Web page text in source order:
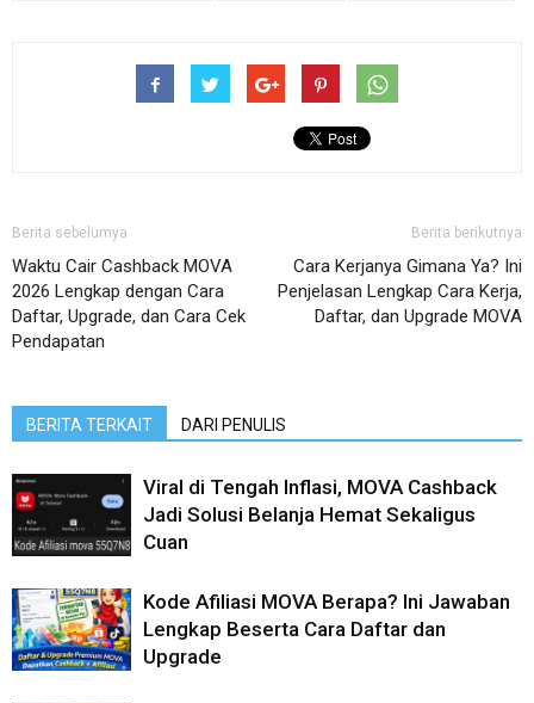
Berita sebelumya
Waktu Cair Cashback MOVA
2026 Lengkap dengan Cara
Daftar, Upgrade, dan Cara Cek
Pendapatan
Berita berikutnya
Cara Kerjanya Gimana Ya? Ini
Penjelasan Lengkap Cara Kerja,
Daftar, dan Upgrade MOVA
BERITA TERKAIT DARI PENULIS
Viral di Tengah Inflasi, MOVA Cashback
Jadi Solusi Belanja Hemat Sekaligus
Cuan
Kode Afiliasi MOVA Berapa? Ini Jawaban
Lengkap Beserta Cara Daftar dan
Upgrade